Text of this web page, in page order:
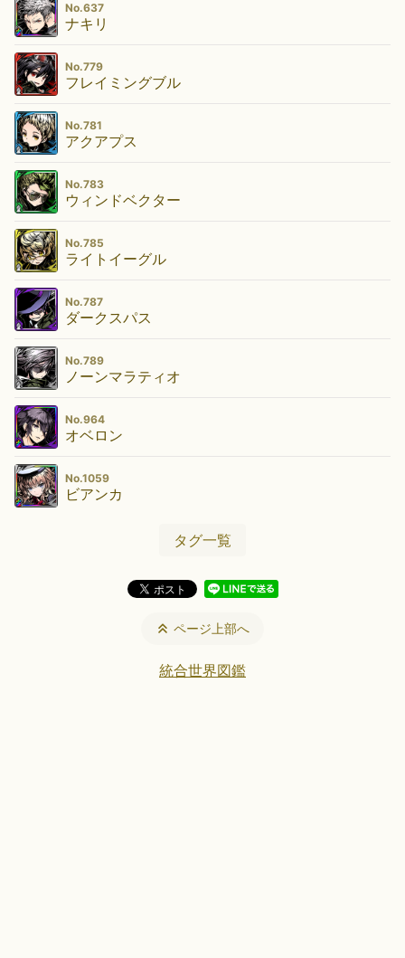
No.637
ナキリ
No.779
フレイミングブル
No.781
アクアプス
No.783
ウィンドベクター
No.785
ライトイーグル
No.787
ダークスパス
No.789
ノーンマラティオ
No.964
オベロン
No.1059
ビアンカ
タグ一覧
ページ上部へ
統合世界図鑑